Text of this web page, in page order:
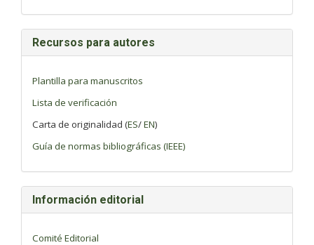
Recursos para autores
Plantilla para manuscritos
Lista de verificación
Carta de originalidad (ES/EN)
Guía de normas bibliográficas (IEEE)
Información editorial
Comité Editorial